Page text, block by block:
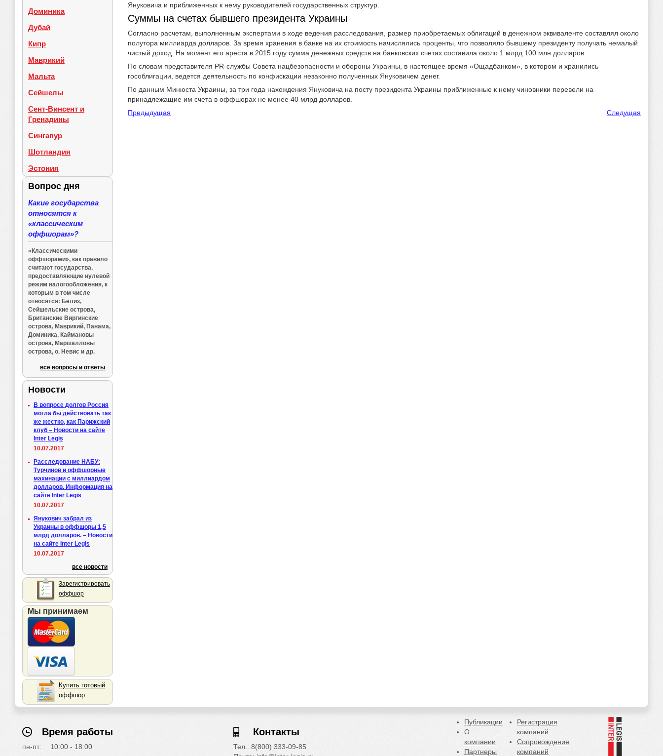
Януковича и приближенных к нему руководителей государственных структур.
Суммы на счетах бывшего президента Украины
Согласно расчетам, выполненным экспертами в ходе ведения расследования, размер приобретаемых облигаций в денежном эквиваленте составлял около
полутора миллиарда долларов. За время хранения в банке на их стоимость начислялись проценты, что позволяло бывшему президенту получать немалый
чистый доход. На момент его ареста в 2015 году сумма денежных средств на банковских счетах составила около 1 млрд 100 млн долларов.
По словам представителя PR-службы Совета нацбезопасности и обороны Украины, в настоящее время «Ощадбанком», в котором и хранились
гособлигации, ведется деятельность по конфискации незаконно полученных Януковичем денег.
По данным Минюста Украины, за три года нахождения Януковича на посту президента Украины приближенные к нему чиновники перевели на
принадлежащие им счета в оффшорах не менее 40 млрд долларов.
Предыдущая
Следущая
Доминика
Дубай
Кипр
Маврикий
Мальта
Сейшелы
Сент-Винсент и
Гренадины
Сингапур
Шотландия
Эстония
Вопрос дня
Какие государства
относятся к
«классическим
оффшорам»?
«Классическими
оффшорами», как правило
считают государства,
предоставляющие нулевой
режим налогообложения, к
которым в том числе
относятся: Белиз,
Сейшельские острова,
Британские Виргинские
острова, Маврикий, Панама,
Доминика, Каймановы
острова, Маршалловы
острова, о. Невис и др.
все вопросы и ответы
Новости
В вопросе долгов Россия
могла бы действовать так
же жестко, как Парижский
клуб – Новости на сайте
Inter Legis
10.07.2017
Расследование НАБУ:
Турчинов и оффшорные
махинации с миллиардом
долларов. Информация на
сайте Inter Legis
10.07.2017
Янукович забрал из
Украины в оффшоры 1,5
млрд долларов. – Новости
на сайте Inter Legis
10.07.2017
все новости
Зарегистрировать
оффшор
Мы принимаем
Купить готовый
оффшор
Время работы
пн-пт: 10:00 - 18:00
Контакты
Тел.: 8(800) 333-09-85
Публикации
О
компании
Партнеры
Регистрация
компаний
Сопровождение
компаний